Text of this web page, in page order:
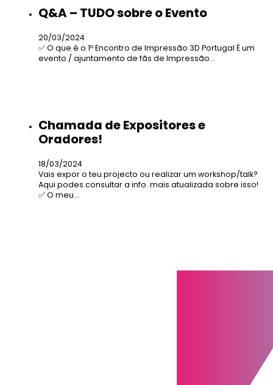
Q&A – TUDO sobre o Evento
20/03/2024
✅ O que é o 1º Encontro de Impressão 3D Portugal É um
evento / ajuntamento de fãs de Impressão…
Chamada de Expositores e
Oradores!
18/03/2024
Vais expor o teu projecto ou realizar um workshop/talk?
Aqui podes consultar a info. mais atualizada sobre isso!
✅ O meu…